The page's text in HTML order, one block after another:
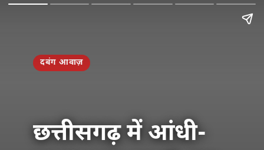
दबंग आवाज़
छत्तीसगढ़ में आंधी-